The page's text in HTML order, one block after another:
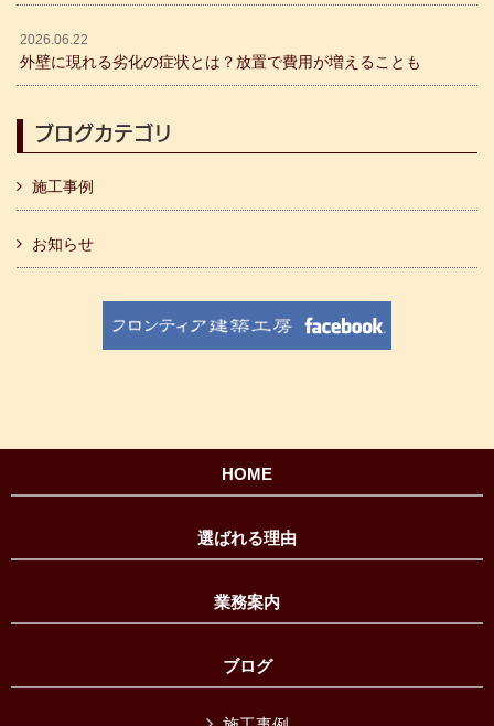
2026.06.22
外壁に現れる劣化の症状とは？放置で費用が増えることも
ブログカテゴリ
施工事例
お知らせ
HOME
選ばれる理由
業務案内
ブログ